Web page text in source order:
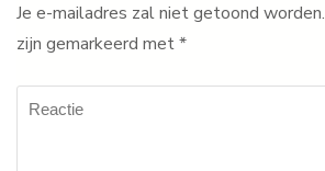
Je e-mailadres zal niet getoond worden.
zijn gemarkeerd met*
Reactie